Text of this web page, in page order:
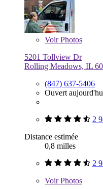
VoirPhotos
5201 Tollview Dr
Rolling Meadows, IL
(847) 637-5406
Ouvert
2
Distance estimée
0,8 milles
2
VoirPhotos